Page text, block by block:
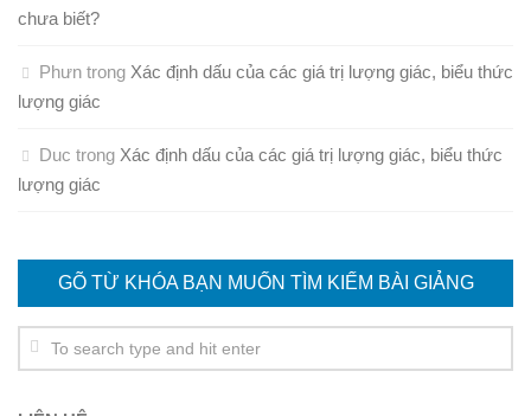
chưa biết?
Phưn trong Xác định dấu của các giá trị lượng giác, biểu thức
lượng giác
Duc trong Xác định dấu của các giá trị lượng giác, biểu thức
lượng giác
GÕ TỪ KHÓA BẠN MUỐN TÌM KIẾM BÀI GIẢNG